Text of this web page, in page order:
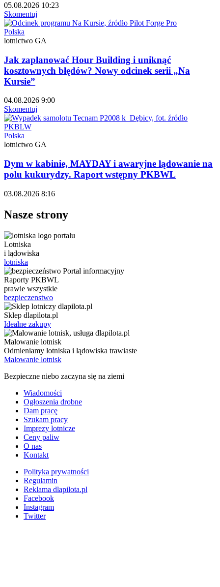
05.08.2026 10:23
Skomentuj
Polska
lotnictwo GA
Jak zaplanować Hour Building i uniknąć
kosztownych błędów? Nowy odcinek serii „Na
Kursie”
04.08.2026 9:00
Skomentuj
Polska
lotnictwo GA
Dym w kabinie, MAYDAY i awaryjne lądowanie na
polu kukurydzy. Raport wstępny PKBWL
03.08.2026 8:16
Nasze strony
Lotniska
i lądowiska
lotniska
Raporty PKBWL
prawie wszystkie
bezpieczenstwo
Sklep dlapilota.pl
Idealne zakupy
Malowanie lotnisk
Odmieniamy lotniska i lądowiska trawiaste
Malowanie lotnisk
Bezpieczne niebo zaczyna się na ziemi
Wiadomości
Ogłoszenia drobne
Dam pracę
Szukam pracy
Imprezy lotnicze
Ceny paliw
O nas
Kontakt
Polityka prywatności
Regulamin
Reklama dlapilota.pl
Facebook
Instagram
Twitter